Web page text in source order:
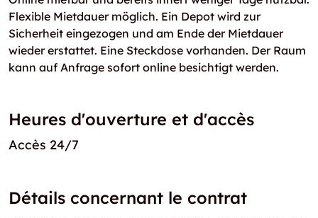
Flexible Mietdauer möglich. Ein Depot wird zur
Sicherheit eingezogen und am Ende der Mietdauer
wieder erstattet. Eine Steckdose vorhanden. Der Raum
kann auf Anfrage sofort online besichtigt werden.
Heures d'ouverture et d'accès
Accès 24/7
Détails concernant le contrat